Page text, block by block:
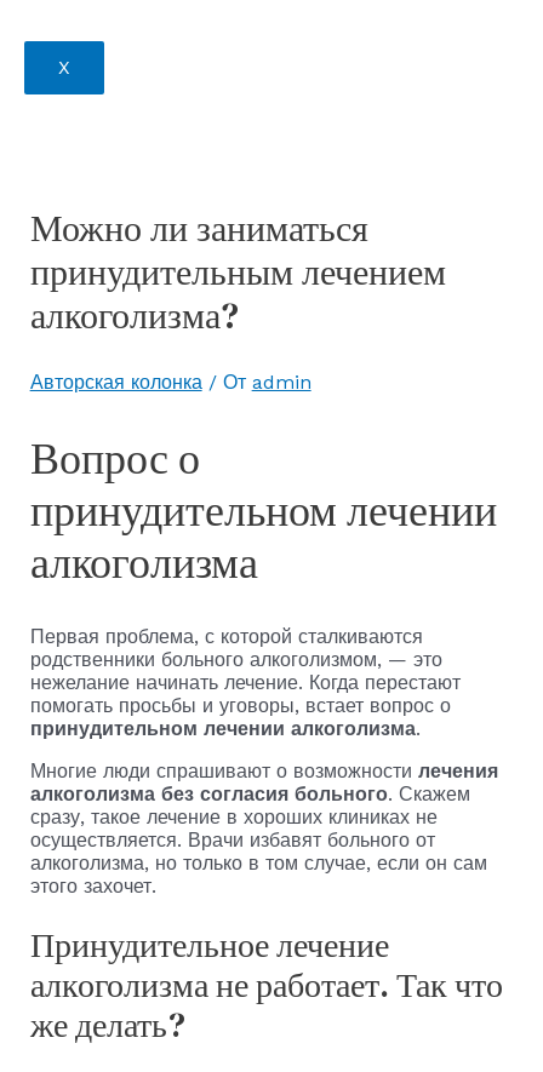
X
Можно ли заниматься
принудительным лечением
алкоголизма?
Авторская колонка / От admin
Вопрос о
принудительном лечении
алкоголизма
Первая проблема, с которой сталкиваются
родственники больного алкоголизмом, — это
нежелание начинать лечение. Когда перестают
помогать просьбы и уговоры, встает вопрос о
принудительном лечении алкоголизма.
Многие люди спрашивают о возможности лечения
алкоголизма без согласия больного. Скажем
сразу, такое лечение в хороших клиниках не
осуществляется. Врачи избавят больного от
алкоголизма, но только в том случае, если он сам
этого захочет.
Принудительное лечение
алкоголизма не работает. Так что
же делать?